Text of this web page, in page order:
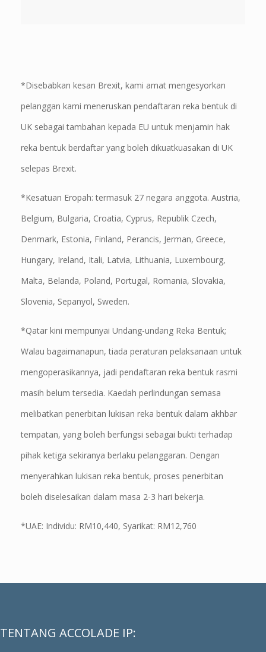
*Disebabkan kesan Brexit, kami amat mengesyorkan
pelanggan kami meneruskan pendaftaran reka bentuk di
UK sebagai tambahan kepada EU untuk menjamin hak
reka bentuk berdaftar yang boleh dikuatkuasakan di UK
selepas Brexit.
*Kesatuan Eropah: termasuk 27 negara anggota. Austria,
Belgium, Bulgaria, Croatia, Cyprus, Republik Czech,
Denmark, Estonia, Finland, Perancis, Jerman, Greece,
Hungary, Ireland, Itali, Latvia, Lithuania, Luxembourg,
Malta, Belanda, Poland, Portugal, Romania, Slovakia,
Slovenia, Sepanyol, Sweden.
*Qatar kini mempunyai Undang-undang Reka Bentuk;
Walau bagaimanapun, tiada peraturan pelaksanaan untuk
mengoperasikannya, jadi pendaftaran reka bentuk rasmi
masih belum tersedia. Kaedah perlindungan semasa
melibatkan penerbitan lukisan reka bentuk dalam akhbar
tempatan, yang boleh berfungsi sebagai bukti terhadap
pihak ketiga sekiranya berlaku pelanggaran. Dengan
menyerahkan lukisan reka bentuk, proses penerbitan
boleh diselesaikan dalam masa 2-3 hari bekerja.
*UAE: Individu: RM10,440, Syarikat: RM12,760
TENTANG ACCOLADE IP: